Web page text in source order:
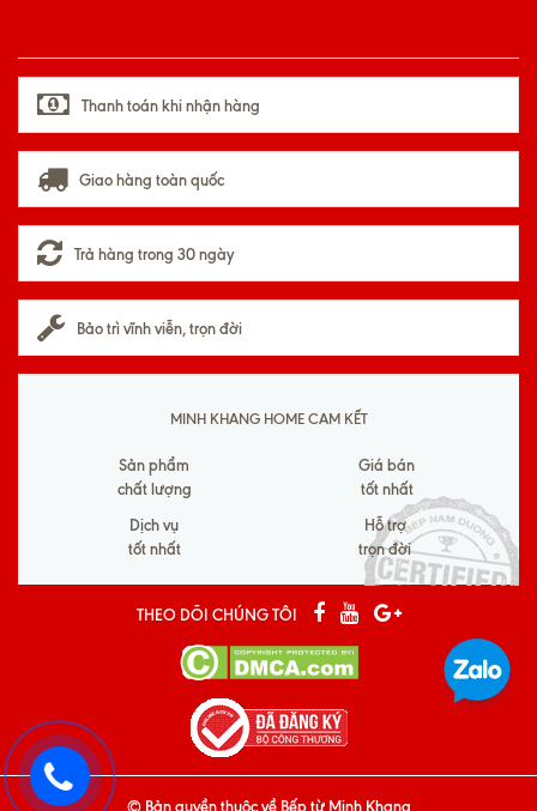
Thanh toán khi nhận hàng
Giao hàng toàn quốc
Trả hàng trong 30 ngày
Bảo trì vĩnh viễn, trọn đời
MINH KHANG HOME CAM KẾT
Sản phẩm
chất lượng
Giá bán
tốt nhất
Dịch vụ
tốt nhất
Hỗ trợ
trọn đời
THEO DÕI CHÚNG TÔI
© Bản quyền thuộc về Bếp từ Minh Khang